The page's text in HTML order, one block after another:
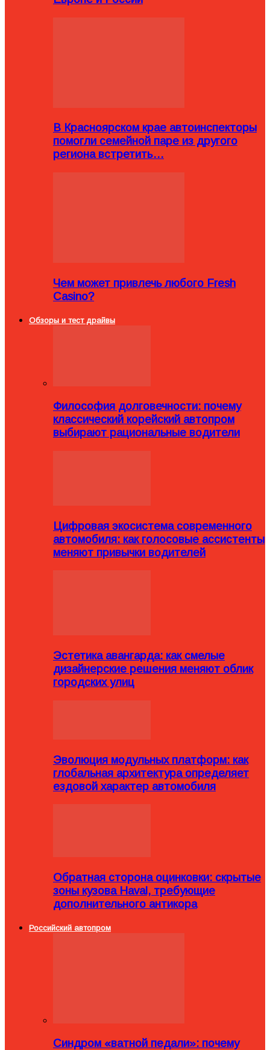
В Красноярском крае автоинспекторы
помогли семейной паре из другого
региона встретить…
Чем может привлечь любого Fresh
Casino?
Обзоры и тест драйвы
Философия долговечности: почему
классический корейский автопром
выбирают рациональные водители
Цифровая экосистема современного
автомобиля: как голосовые ассистенты
меняют привычки водителей
Эстетика авангарда: как смелые
дизайнерские решения меняют облик
городских улиц
Эволюция модульных платформ: как
глобальная архитектура определяет
ездовой характер автомобиля
Обратная сторона оцинковки: скрытые
зоны кузова Haval, требующие
дополнительного антикора
Российский автопром
Синдром «ватной педали»: почему